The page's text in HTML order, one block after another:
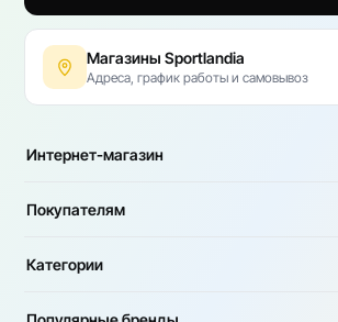
Магазины Sportlandia
Адреса, график работы и самовывоз
Интернет-магазин
Покупателям
Категории